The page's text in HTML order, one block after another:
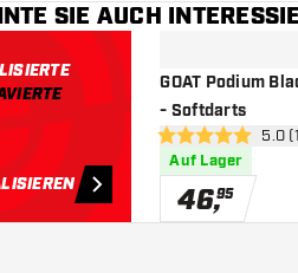
SIE AUCH
GOAT Podium
- Softdarts
5 Bewertungssterne
5.0
Auf Lager
46,95